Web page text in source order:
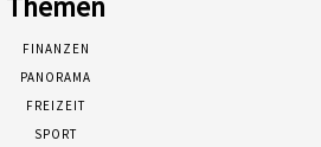
FINANZEN
PANORAMA
FREIZEIT
SPORT